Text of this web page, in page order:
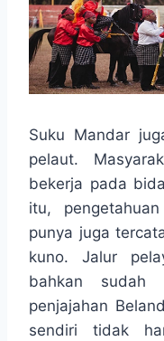
Suku Mandar
pelaut.
bekerja pada
itu,
punya juga
kuno. Jalur
bahkan sudah
penjajahan
sendiri tidak